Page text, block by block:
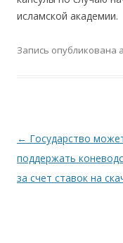
исламской академии.
Запись опубликована
Навигация по
← Государство
поддержать
за счет ставок на